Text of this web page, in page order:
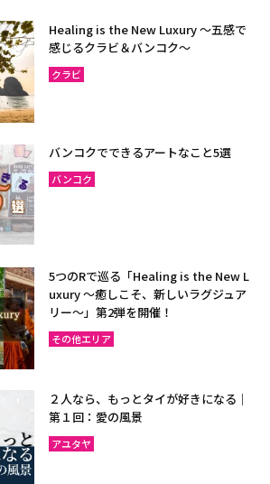
Healing is the New Luxury ～五感で
感じるクラビ＆バンコク～
クラビ
バンコクでできるアートなこと5選
バンコク
5つのRで巡る「Healing is the New L
uxury ～癒しこそ、新しいラグジュア
リー〜」第2弾を開催！
その他エリア
２人なら、もっとタイが好きになる｜
第１回：愛の風景
アユタヤ